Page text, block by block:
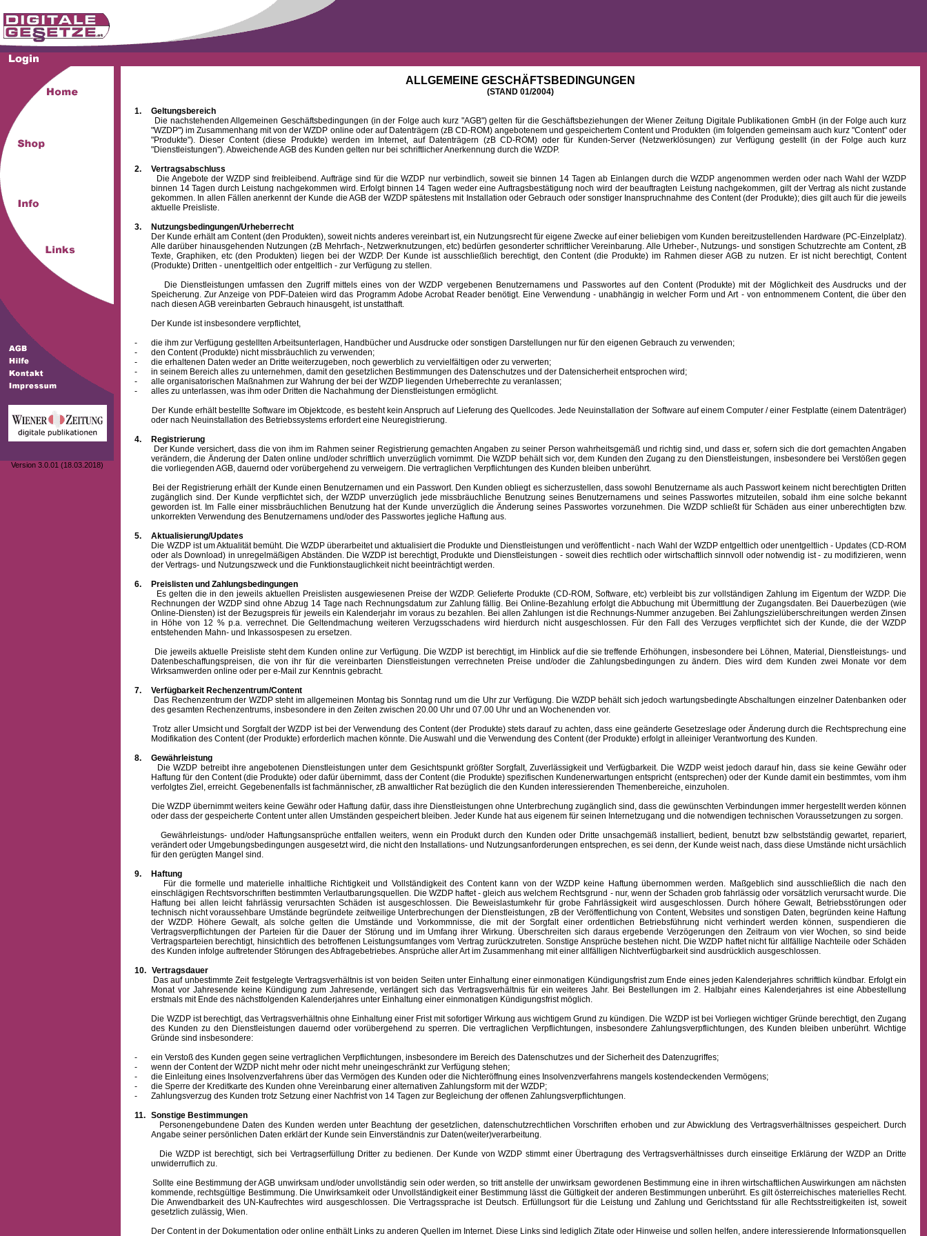
Version 3.0.01 (18.03.2018)
ALLGEMEINE GESCHÄFTSBEDINGUNGEN
(STAND 01/2004)
1.
Geltungsbereich
Die nachstehenden Allgemeinen Geschäftsbedingungen (in der Folge auch kurz "AGB") gelten für die Geschäftsbeziehungen der Wiener Zeitung Digitale Publikationen GmbH (in der Folge auch kurz
"WZDP") im Zusammenhang mit von der WZDP online oder auf Datenträgern (zB CD-ROM) angebotenem und gespeichertem Content und Produkten (im folgenden gemeinsam auch kurz "Content" oder
"Produkte"). Dieser Content (diese Produkte) werden im Internet, auf Datenträgern (zB CD-ROM) oder für Kunden-Server (Netzwerklösungen) zur Verfügung gestellt (in der Folge auch kurz
"Dienstleistungen"). Abweichende AGB des Kunden gelten nur bei schriftlicher Anerkennung durch die WZDP.
2.
Vertragsabschluss
Die Angebote der WZDP sind freibleibend. Aufträge sind für die WZDP nur verbindlich, soweit sie binnen 14 Tagen ab Einlangen durch die WZDP angenommen werden oder nach Wahl der WZDP
binnen 14 Tagen durch Leistung nachgekommen wird. Erfolgt binnen 14 Tagen weder eine Auftragsbestätigung noch wird der beauftragten Leistung nachgekommen, gilt der Vertrag als nicht zustande
gekommen. In allen Fällen anerkennt der Kunde die AGB der WZDP spätestens mit Installation oder Gebrauch oder sonstiger Inanspruchnahme des Content (der Produkte); dies gilt auch für die jeweils
aktuelle Preisliste.
3.
Nutzungsbedingungen/Urheberrecht
Der Kunde erhält am Content (den Produkten), soweit nichts anderes vereinbart ist, ein Nutzungsrecht für eigene Zwecke auf einer beliebigen vom Kunden bereitzustellenden Hardware (PC-Einzelplatz).
Alle darüber hinausgehenden Nutzungen (zB Mehrfach-, Netzwerknutzungen, etc) bedürfen gesonderter schriftlicher Vereinbarung. Alle Urheber-, Nutzungs- und sonstigen Schutzrechte am Content, zB
Texte, Graphiken, etc (den Produkten) liegen bei der WZDP. Der Kunde ist ausschließlich berechtigt, den Content (die Produkte) im Rahmen dieser AGB zu nutzen. Er ist nicht berechtigt, Content
(Produkte) Dritten - unentgeltlich oder entgeltlich - zur Verfügung zu stellen.
Die Dienstleistungen umfassen den Zugriff mittels eines von der WZDP vergebenen Benutzernamens und Passwortes auf den Content (Produkte) mit der Möglichkeit des Ausdrucks und der
Speicherung. Zur Anzeige von PDF-Dateien wird das Programm Adobe Acrobat Reader benötigt. Eine Verwendung - unabhängig in welcher Form und Art - von entnommenem Content, die über den
nach diesen AGB vereinbarten Gebrauch hinausgeht, ist unstatthaft.
Der Kunde ist insbesondere verpflichtet,
-
die ihm zur Verfügung gestellten Arbeitsunterlagen, Handbücher und Ausdrucke oder sonstigen Darstellungen nur für den eigenen Gebrauch zu verwenden;
-
den Content (Produkte) nicht missbräuchlich zu verwenden;
-
die erhaltenen Daten weder an Dritte weiterzugeben, noch gewerblich zu vervielfältigen oder zu verwerten;
-
in seinem Bereich alles zu unternehmen, damit den gesetzlichen Bestimmungen des Datenschutzes und der Datensicherheit entsprochen wird;
-
alle organisatorischen Maßnahmen zur Wahrung der bei der WZDP liegenden Urheberrechte zu veranlassen;
-
alles zu unterlassen, was ihm oder Dritten die Nachahmung der Dienstleistungen ermöglicht.
Der Kunde erhält bestellte Software im Objektcode, es besteht kein Anspruch auf Lieferung des Quellcodes. Jede Neuinstallation der Software auf einem Computer / einer Festplatte (einem Datenträger)
oder nach Neuinstallation des Betriebssystems erfordert eine Neuregistrierung.
4.
Registrierung
Der Kunde versichert, dass die von ihm im Rahmen seiner Registrierung gemachten Angaben zu seiner Person wahrheitsgemäß und richtig sind, und dass er, sofern sich die dort gemachten Angaben
verändern, die Änderung der Daten online und/oder schriftlich unverzüglich vornimmt. Die WZDP behält sich vor, dem Kunden den Zugang zu den Dienstleistungen, insbesondere bei Verstößen gegen
die vorliegenden AGB, dauernd oder vorübergehend zu verweigern. Die vertraglichen Verpflichtungen des Kunden bleiben unberührt.
Bei der Registrierung erhält der Kunde einen Benutzernamenund ein Passwort. Den Kunden obliegt es sicherzustellen, dass sowohl Benutzername als auch Passwort keinem nicht berechtigten Dritten
zugänglich sind. Der Kunde verpflichtet sich, der WZDP unverzüglich jede missbräuchliche Benutzung seines Benutzernamens und seines Passwortes mitzuteilen, sobald ihm eine solche bekannt
geworden ist. Im Falle einer missbräuchlichen Benutzung hat der Kunde unverzüglich die Änderung seines Passwortes vorzunehmen. Die WZDP schließt für Schäden aus einer unberechtigten bzw.
unkorrekten Verwendung des Benutzernamens und/oder des Passwortes jegliche Haftung aus.
5.
Aktualisierung/Updates
Die WZDP ist um Aktualität bemüht. Die WZDP überarbeitet und aktualisiert die Produkte und Dienstleistungen und veröffentlicht - nach Wahl der WZDP entgeltlich oder unentgeltlich - Updates (CD-ROM
oder als Download) in unregelmäßigen Abständen. Die WZDP ist berechtigt, Produkte und Dienstleistungen - soweit dies rechtlich oder wirtschaftlich sinnvoll oder notwendig ist - zu modifizieren, wenn
der Vertrags- und Nutzungszweck und die Funktionstauglichkeit nicht beeinträchtigt werden.
6.
Preislisten und Zahlungsbedingungen
Es gelten die in den jeweils aktuellen Preislisten ausgewiesenen Preise der WZDP. Gelieferte Produkte (CD-ROM, Software, etc) verbleibt bis zur vollständigen Zahlung im Eigentum der WZDP. Die
Rechnungen der WZDP sind ohne Abzug 14 Tage nach Rechnungsdatum zur Zahlung fällig. Bei Online-Bezahlung erfolgt die Abbuchung mit Übermittlung der Zugangsdaten. Bei Dauerbezügen (wie
Online-Diensten) ist der Bezugspreis für jeweils ein Kalenderjahr im voraus zu bezahlen. Bei allen Zahlungen ist die Rechnungs-Nummer anzugeben. Bei Zahlungszielüberschreitungen werden Zinsen
in Höhe von 12 % p.a. verrechnet. Die Geltendmachung weiteren Verzugsschadens wird hierdurch nicht ausgeschlossen. Für den Fall des Verzuges verpflichtet sich der Kunde, die der WZDP
entstehenden Mahn- und Inkassospesen zu ersetzen.
Die jeweils aktuelle Preisliste steht dem Kunden online zur Verfügung. Die WZDP ist berechtigt, im Hinblick auf die sie treffende Erhöhungen, insbesondere bei Löhnen, Material, Dienstleistungs- und
Datenbeschaffungspreisen, die von ihr für die vereinbarten Dienstleistungen verrechneten Preise und/oder die Zahlungsbedingungen zu ändern. Dies wird dem Kunden zwei Monate vor dem
Wirksamwerden online oder per e-Mail zur Kenntnis gebracht.
7.
Verfügbarkeit Rechenzentrum/Content
Das Rechenzentrum der WZDP steht im allgemeinen Montag bis Sonntag rund um die Uhr zur Verfügung. Die WZDP behält sich jedoch wartungsbedingte Abschaltungen einzelner Datenbanken oder
des gesamten Rechenzentrums, insbesondere in den Zeiten zwischen 20.00 Uhr und 07.00 Uhr und an Wochenenden vor.
Trotz aller Umsicht und Sorgfalt der WZDP ist bei der Verwendung des Content (der Produkte) stets darauf zu achten, dass eine geänderte Gesetzeslage oder Änderung durch die Rechtsprechung eine
Modifikation des Content (der Produkte) erforderlich machen könnte. Die Auswahl und die Verwendung des Content (der Produkte) erfolgt in alleiniger Verantwortung des Kunden.
8.
Gewährleistung
Die WZDP betreibt ihre angebotenen Dienstleistungen unter dem Gesichtspunkt größter Sorgfalt, Zuverlässigkeit und Verfügbarkeit. Die WZDP weist jedoch darauf hin, dass sie keine Gewähr oder
Haftung für den Content (die Produkte) oder dafür übernimmt, dass der Content (die Produkte) spezifischen Kundenerwartungen entspricht (entsprechen) oder der Kunde damit ein bestimmtes, vom ihm
verfolgtes Ziel, erreicht. Gegebenenfalls ist fachmännischer, zB anwaltlicher Rat bezüglich die den Kunden interessierenden Themenbereiche, einzuholen.
Die WZDP übernimmt weiters keine Gewähr oder Haftung dafür, dass ihre Dienstleistungen ohne Unterbrechung zugänglich sind, dass die gewünschten Verbindungen immer hergestellt werden können
oder dass der gespeicherte Content unter allen Umständen gespeichert bleiben. Jeder Kunde hat aus eigenem für seinen Internetzugang und die notwendigen technischen Voraussetzungen zu sorgen.
Gewährleistungs- und/oder Haftungsansprüche entfallen weiters, wenn ein Produkt durch den Kunden oder Dritte unsachgemäß installiert, bedient, benutzt bzw selbstständig gewartet, repariert,
verändert oder Umgebungsbedingungen ausgesetzt wird, die nicht den Installations- und Nutzungsanforderungen entsprechen, es sei denn, der Kunde weist nach, dass diese Umstände nicht ursächlich
für den gerügten Mangel sind.
9.
Haftung
Für die formelle und materielle inhaltliche Richtigkeit und Vollständigkeit des Content kann von der WZDP keine Haftung übernommen werden. Maßgeblich sind ausschließlich die nach den
einschlägigen Rechtsvorschriften bestimmten Verlautbarungsquellen. Die WZDP haftet - gleich aus welchem Rechtsgrund - nur, wenn der Schaden grob fahrlässig oder vorsätzlich verursacht wurde. Die
Haftung bei allen leicht fahrlässig verursachten Schäden ist ausgeschlossen. Die Beweislastumkehr für grobe Fahrlässigkeit wird ausgeschlossen. Durch höhere Gewalt, Betriebsstörungen oder
technisch nicht voraussehbare Umstände begründete zeitweilige Unterbrechungen der Dienstleistungen, zB der Veröffentlichung von Content, Websites und sonstigen Daten, begründen keine Haftung
der WZDP. Höhere Gewalt, als solche gelten die Umstände und Vorkommnisse, die mit der Sorgfalt einer ordentlichen Betriebsführung nicht verhindert werden können, suspendieren die
Vertragsverpflichtungen der Parteien für die Dauer der Störung und im Umfang ihrer Wirkung. Überschreiten sich daraus ergebende Verzögerungen den Zeitraum von vier Wochen, so sind beide
Vertragsparteien berechtigt, hinsichtlich des betroffenen Leistungsumfanges vom Vertrag zurückzutreten. Sonstige Ansprüche bestehen nicht. Die WZDP haftet nicht für allfällige Nachteile oder Schäden
des Kunden infolge auftretender Störungen des Abfragebetriebes. Ansprüche aller Art im Zusammenhang mit einer allfälligen Nichtverfügbarkeit sind ausdrücklich ausgeschlossen.
10. Vertragsdauer
Das auf unbestimmte Zeit festgelegte Vertragsverhältnis ist von beiden Seiten unter Einhaltung einer einmonatigen Kündigungsfrist zum Ende eines jeden Kalenderjahres schriftlich kündbar. Erfolgt ein
Monat vor Jahresende keine Kündigung zum Jahresende, verlängert sich das Vertragsverhältnis für ein weiteres Jahr. Bei Bestellungen im 2. Halbjahr eines Kalenderjahres ist eine Abbestellung
erstmals mit Ende des nächstfolgenden Kalenderjahres unter Einhaltung einer einmonatigen Kündigungsfrist möglich.
Die WZDP ist berechtigt, das Vertragsverhältnis ohne Einhaltung einer Frist mit sofortiger Wirkung aus wichtigem Grund zu kündigen. Die WZDP ist bei Vorliegen wichtiger Gründe berechtigt, den Zugang
des Kunden zu den Dienstleistungen dauernd oder vorübergehend zu sperren. Die vertraglichen Verpflichtungen, insbesondere Zahlungsverpflichtungen, des Kunden bleiben unberührt. Wichtige
Gründe sind insbesondere:
-
ein Verstoß des Kunden gegen seine vertraglichen Verpflichtungen, insbesondere im Bereich des Datenschutzes und der Sicherheit des Datenzugriffes;
-
wenn der Content der WZDP nicht mehr oder nicht mehr uneingeschränkt zur Verfügung stehen;
-
die Einleitung eines Insolvenzverfahrens über das Vermögen des Kunden oder die Nichteröffnung eines Insolvenzverfahrens mangels kostendeckenden Vermögens;
-
die Sperre der Kreditkarte des Kunden ohne Vereinbarung einer alternativen Zahlungsform mit der WZDP;
-
Zahlungsverzug des Kunden trotz Setzung einer Nachfrist von 14 Tagen zur Begleichung der offenen Zahlungsverpflichtungen.
11. Sonstige Bestimmungen
Personengebundene Daten des Kunden werden unter Beachtung der gesetzlichen, datenschutzrechtlichen Vorschriften erhoben und zur Abwicklung des Vertragsverhältnisses gespeichert. Durch
Angabe seiner persönlichen Daten erklärt der Kunde sein Einverständnis zur Daten(weiter)verarbeitung.
Die WZDP ist berechtigt, sich bei Vertragserfüllung Dritter zu bedienen. Der Kunde von WZDP stimmt einer Übertragung des Vertragsverhältnisses durch einseitige Erklärung der WZDP an Dritte
unwiderruflich zu.
Sollte eine Bestimmung der AGB unwirksam und/oder unvollständig sein oder werden, so tritt anstelle der unwirksam gewordenen Bestimmung eine in ihren wirtschaftlichen Auswirkungen am nächsten
kommende, rechtsgültige Bestimmung. Die Unwirksamkeit oder Unvollständigkeit einer Bestimmung lässt die Gültigkeit der anderen Bestimmungen unberührt. Es gilt österreichisches materielles Recht.
Die Anwendbarkeit des UN-Kaufrechtes wird ausgeschlossen. Die Vertragssprache ist Deutsch. Erfüllungsort für die Leistung und Zahlungund Gerichtsstand für alle Rechtsstreitigkeiten ist, soweit
gesetzlich zulässig, Wien.
Der Content in der Dokumentation oder online enthält Links zu anderen Quellen im Internet. Diese Links sind lediglich Zitate oder Hinweise und sollen helfen, andere interessierende Informationsquellen